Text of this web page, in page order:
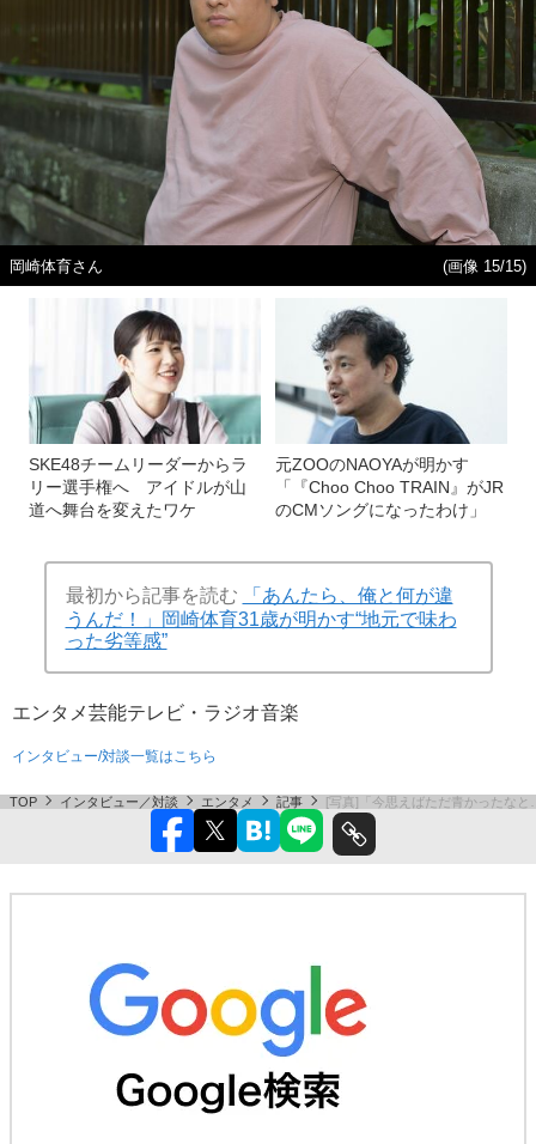
岡崎体育さん (画像 15/15)
SKE48チームリーダーからラ
リー選手権へ アイドルが山
道へ舞台を変えたワケ
元ZOOのNAOYAが明かす
「『Choo Choo TRAIN』がJR
のCMソングになったわけ」
最初から記事を読む
「あんたら、俺と何が違
うんだ！」岡崎体育31歳が明かす“地元で味わ
った劣等感”
エンタメ芸能テレビ・ラジオ音楽
インタビュー/対談一覧はこちら
TOP インタビュー／対談 エンタメ 記事 [写真]「今思えばただ青かったな